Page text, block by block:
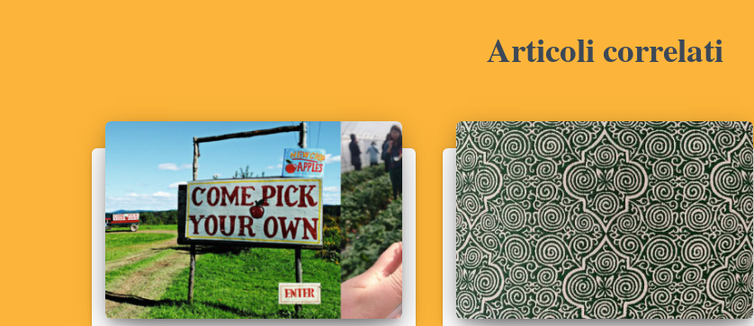
Articoli correlati